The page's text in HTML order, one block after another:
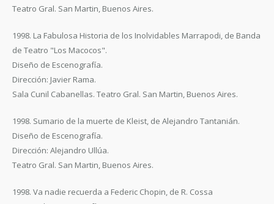
Teatro Gral. San Martin, Buenos Aires.
1998. La Fabulosa Historia de los Inolvidables Marrapodi, de Banda
de Teatro "Los Macocos".
Diseño de Escenografía.
Dirección: Javier Rama.
Sala Cunil Cabanellas. Teatro Gral. San Martin, Buenos Aires.
1998. Sumario de la muerte de Kleist, de Alejandro Tantanián.
Diseño de Escenografía.
Dirección: Alejandro Ullúa.
Teatro Gral. San Martin, Buenos Aires.
1998. Va nadie recuerda a Federic Chopin, de R. Cossa